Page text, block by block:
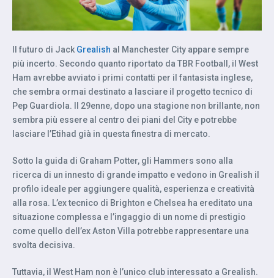
Il futuro di JackGrealish al Manchester City appare sempre
più incerto. Secondo quanto riportato da TBR Football, il West
Ham avrebbe avviato i primi contatti per il fantasista inglese,
che sembra ormai destinato a lasciare il progetto tecnico di
Pep Guardiola. Il 29enne, dopo una stagione non brillante, non
sembra più essere al centro dei piani del City e potrebbe
lasciare l’Etihad già in questa finestra di mercato.
Sotto la guida di Graham Potter, gli Hammers sono alla
ricerca di un innesto di grande impatto e vedono in Grealish il
profilo ideale per aggiungere qualità, esperienza e creatività
alla rosa. L’ex tecnico di Brighton e Chelsea ha ereditato una
situazione complessa e l’ingaggio di un nome di prestigio
come quello dell’ex Aston Villa potrebbe rappresentare una
svolta decisiva.
Tuttavia, il West Ham non è l’unico club interessato a Grealish.